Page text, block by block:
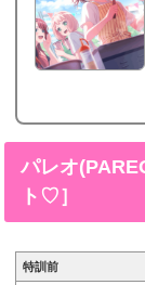
パレオ
ト♡］
特訓前